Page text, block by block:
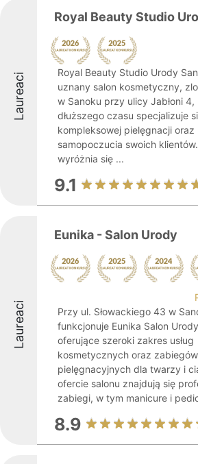
Laureaci
Royal Beauty Studio
Royal Beauty Studio Urody
uznany salon kosmetyczny,
w Sanoku przy ulicy Jabłoni
dłuższego czasu specjalizuje
kompleksowej pielęgnacji oraz
samopoczucia swoich
wyróżnia się ...
9.1
Laureaci
Eunika - Salon Urody
Przy ul. Słowackiego 43 w
funkcjonuje Eunika Salon
oferujące szeroki zakres usług
kosmetycznych oraz zabiegów
pielęgnacyjnych dla twarzy i
ofercie salonu znajdują się
zabiegi, w tym manicure i
8.9